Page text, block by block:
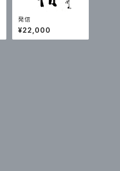
発信
¥22,000